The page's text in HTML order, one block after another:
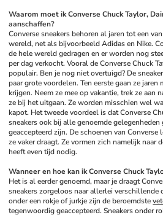
Waarom moet ik Converse Chuck Taylor,
aanschaffen?
Converse sneakers behoren al jaren tot een
wereld, net als bijvoorbeeld Adidas en Nike.
de hele wereld gedragen en er worden nog
per dag verkocht. Vooral de Converse Chuck
populair. Ben je nog niet overtuigd? De
paar grote voordelen. Ten eerste gaan ze
krijgen. Neem ze mee op vakantie, trek ze aan
ze bij het uitgaan. Ze worden misschien wel
kapot. Het tweede voordeel is dat Converse
sneakers ook bij alle genoemde
geaccepteerd zijn. De schoenen van
ze vaker draagt. Ze vormen zich namelijk naar
heeft even tijd nodig.
Wanneer en hoe kan ik Converse Chuck
Het is al eerder genoemd, maar je draagt
sneakers zorgeloos naar allerlei verschillende
onder een rokje of jurkje zijn de beroemdste
tegenwoordig geaccepteerd. Sneakers onder